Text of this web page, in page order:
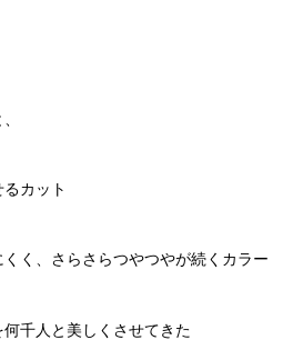
カット
く、さらさらつやつやが続くカラー
千人と美しくさせてきた